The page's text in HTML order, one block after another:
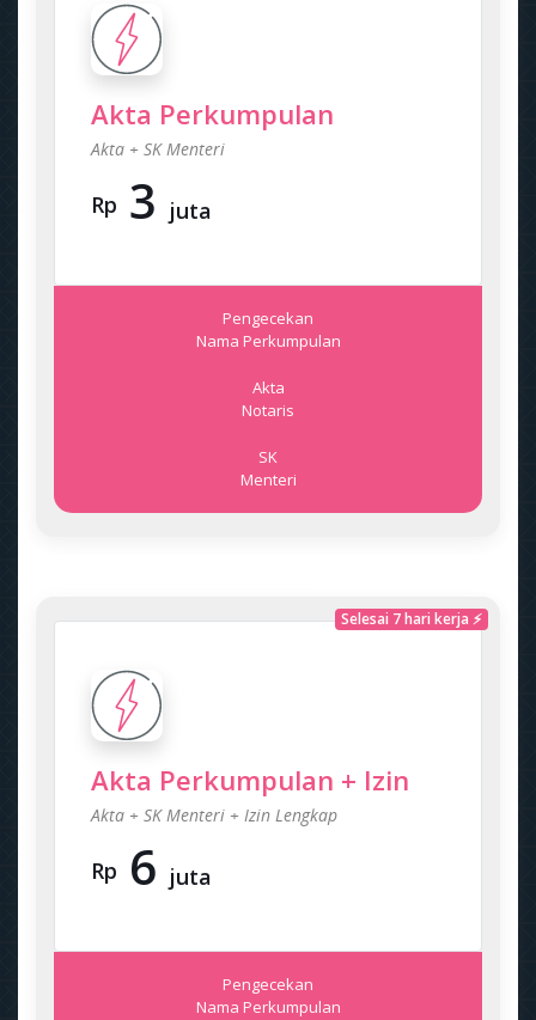
Akta Perkumpulan
Akta + SK Menteri
Rp 3 juta
Pengecekan
Nama Perkumpulan
Akta
Notaris
SK
Menteri
Selesai 7 hari kerja ⚡
Akta Perkumpulan + Izin
Akta + SK Menteri + Izin Lengkap
Rp 6 juta
Pengecekan
Nama Perkumpulan